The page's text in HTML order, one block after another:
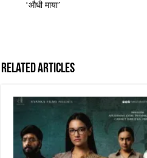
‘औधी माया’
Related Articles